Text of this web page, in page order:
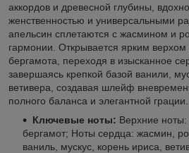
аккордов и древесной глубины,
женственностью и универсальными
апельсин сплетаются с жасмином и
гармонии. Открывается ярким
бергамота, переходя в изысканное
завершаясь крепкой базой ванили,
ветивера, создавая шлейф
полного баланса и элегантной грации.
Ключевые ноты: Верхние ноты:
бергамот; Ноты сердца: жасмин,
ваниль, мускус, корень ириса,